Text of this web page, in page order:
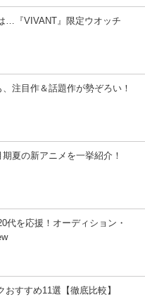
…『VIVANT』限定ウオッチ
注目作＆話題作が勢ぞろい！
期夏の新アニメを一挙紹介！
代を応援！オーディション・
すすめ11選【徹底比較】